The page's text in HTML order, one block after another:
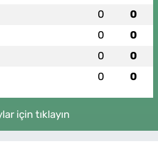
0 0
0 0
0 0
0 0
için tıklayın